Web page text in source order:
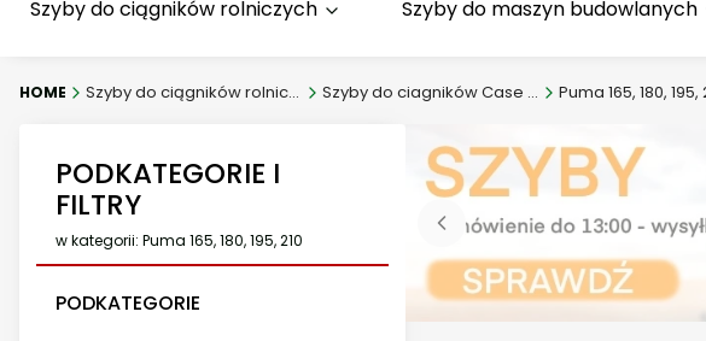
Szyby do ciągników rolniczych Szyby do maszyn budowlanych
Szyby do ciągników rolniczych Szyby do ciagników Case IH Puma 165, 180, 195,
PODKATEGORIE I
FILTRY
w kategorii: Puma 165, 180, 195, 210
PODKATEGORIE